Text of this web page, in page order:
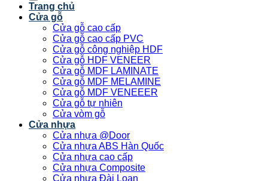
Trang chủ
Cửa gỗ
Cửa gỗ cao cấp
Cửa gỗ cao cấp PVC
Cửa gỗ công nghiệp HDF
Cửa gỗ HDF VENEER
Cửa gỗ MDF LAMINATE
Cửa gỗ MDF MELAMINE
Cửa gỗ MDF VENEEER
Cửa gỗ tự nhiên
Cửa vòm gỗ
Cửa nhựa
Cửa nhựa @Door
Cửa nhựa ABS Hàn Quốc
Cửa nhựa cao cấp
Cửa nhựa Composite
Cửa nhựa Đài Loan